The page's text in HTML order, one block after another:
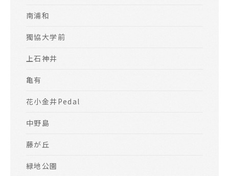
南浦和
獨協大学前
上石神井
亀有
花小金井Pedal
中野島
藤が丘
緑地公園